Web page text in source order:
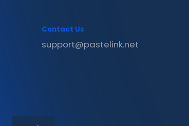
Contact Us
support@pastelink.net